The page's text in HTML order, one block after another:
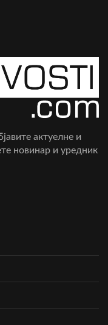
актуелне и
новинар и уредник